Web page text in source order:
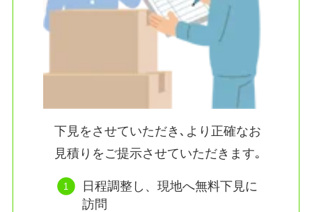
下見をさせていただき､より正確なお
見積りをご提示させていただきます｡
日程調整し、現地へ無料下見に
訪問